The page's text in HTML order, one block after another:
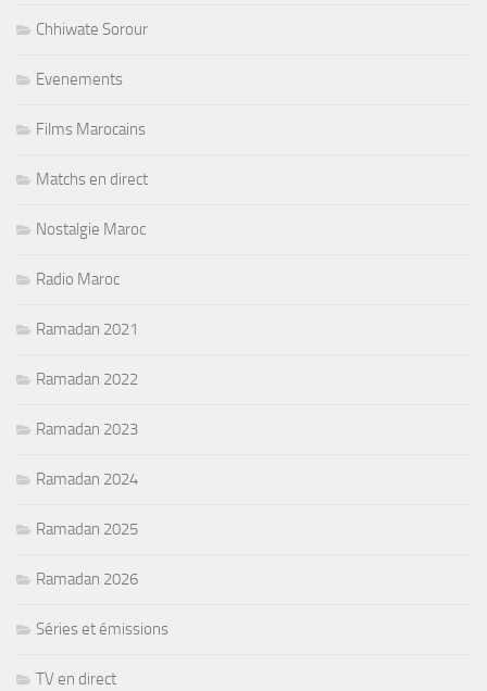
Chhiwate Sorour
Evenements
Films Marocains
Matchs en direct
Nostalgie Maroc
Radio Maroc
Ramadan 2021
Ramadan 2022
Ramadan 2023
Ramadan 2024
Ramadan 2025
Ramadan 2026
Séries et émissions
TV en direct